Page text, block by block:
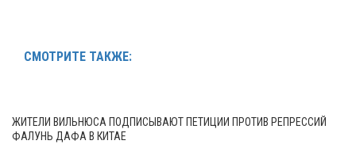
СМОТРИТЕ ТАКЖЕ:
ЖИТЕЛИ ВИЛЬНЮСА ПОДПИСЫВАЮТ ПЕТИЦИИ ПРОТИВ РЕПРЕССИЙ
ФАЛУНЬ ДАФА В КИТАЕ